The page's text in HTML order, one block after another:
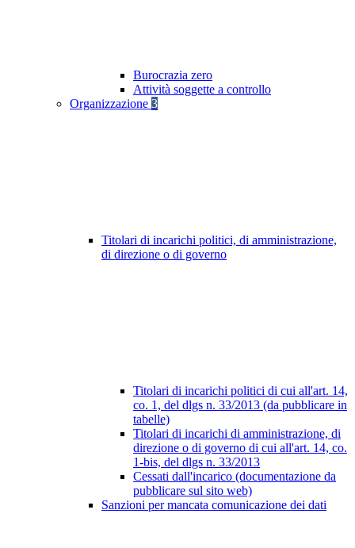
Burocrazia zero
Attività soggette a controllo
Organizzazione 3
Titolari di incarichi politici, di amministrazione,
di direzione o di governo
Titolari di incarichi politici di cui all'art. 14,
co. 1, del dlgs n. 33/2013 (da pubblicare in
tabelle)
Titolari di incarichi di amministrazione, di
direzione o di governo di cui all'art. 14, co.
1-bis, del dlgs n. 33/2013
Cessati dall'incarico (documentazione da
pubblicare sul sito web)
Sanzioni per mancata comunicazione dei dati